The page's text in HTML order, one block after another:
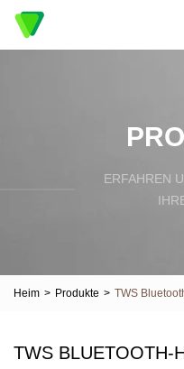
ERFAHREN
Heim > Produkte > TWS
TWS BLUETOOTH-